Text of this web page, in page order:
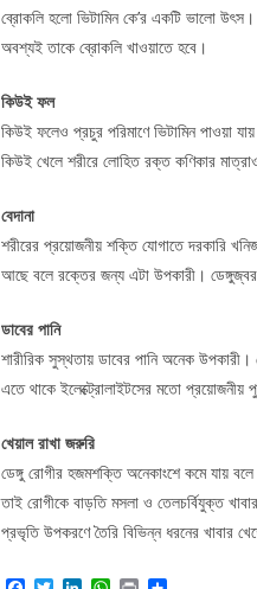
ব্রোকলি হলো ভিটামিন কে’র একটি ভালো
অবশ্যই তাকে ব্রোকলি খাওয়াতে হবে।
কিউই ফল
কিউই ফলেও প্রচুর পরিমাণে ভিটামিন পাওয়া
কিউই খেলে শরীরে লোহিত রক্ত কণিকার
বেদানা
শরীরের প্রয়োজনীয় শক্তি যোগাতে দরকারি
আছে বলে রক্তের জন্য এটা উপকারী। ডেঙ্গুজ্বর
ডাবের পানি
শারীরিক সুস্থতায় ডাবের পানি অনেক
এতে থাকে ইলেক্ট্রোলাইটসের মতো প্রয়োজনীয়
খেয়াল রাখা জরুরি
ডেঙ্গু রোগীর হজমশক্তি অনেকাংশে কমে যায়
তাই রোগীকে বাড়তি মসলা ও তেলচর্বিযুক্ত
প্রভৃতি উপকরণে তৈরি বিভিন্ন ধরনের খাবার